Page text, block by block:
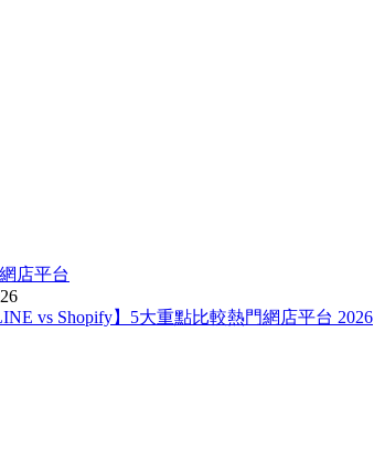
網店平台
vs Shopify】5大重點比較熱門網店平台 2026